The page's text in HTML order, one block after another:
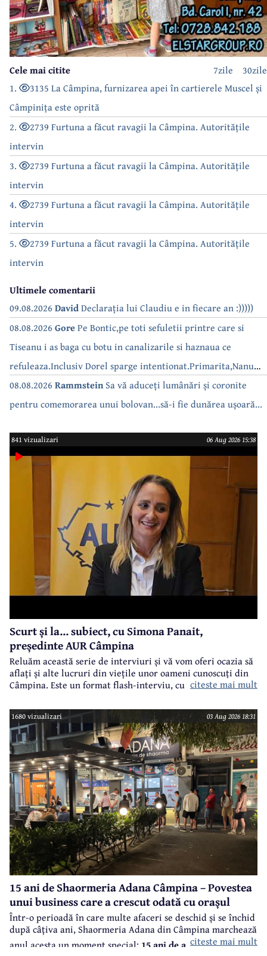
30zile
7zile
Cele mai citite
1.
3135 La Câmpina, furnizarea apei în cartierele Muscel și
Câmpinița este oprită
2.
2739 Furtuna a făcut ravagii la Câmpina. Autoritățile
intervin
3.
2739 Furtuna a făcut ravagii la Câmpina. Autoritățile
intervin
4.
2739 Furtuna a făcut ravagii la Câmpina. Autoritățile
intervin
5.
2739 Furtuna a făcut ravagii la Câmpina. Autoritățile
intervin
Ultimele comentarii
09.08.2026 DavidDeclarația lui Claudiu e in fiecare an :)))))
08.08.2026 GorePe Bontic,pe toti sefuletii printre care si
Tiseanu i as baga cu botu in canalizarile si haznaua ce
refuleaza.Inclusiv Dorel sparge intentionat.Primarita,Nanu
bea apa de la robinet.Asta as intreba o si pe Izabel Mitrea
08.08.2026 RammsteinSa vă aduceți lumânări și coronite
pentru comemorarea unui bolovan...să-i fie dunărea ușoară...
841 vizualizari 06 Aug 2026 15:38
Scurt și la... subiect, cu Simona Panait,
președinte AUR Câmpina
Reluăm această serie de interviuri și vă vom oferi ocazia să
aflați și alte lucruri din viețile unor oameni cunoscuți din
Câmpina. Este un format flash-interviu, cu întrebări
întrebări legate atât de cariera profesională a invitaților
noștri, cât și din viața lor particulară.
citeste mai mult
1680 vizualizari 03 Aug 2026 18:31
15 ani de Shaormeria Adana Câmpina – Povestea
unui business care a crescut odată cu orașul
Într-o perioadă în care multe afaceri se deschid și se închid
după câțiva ani, Shaormeria Adana din Câmpina marchează
anul acesta un moment special: 15 ani de activitate, cu o
citeste mai mult